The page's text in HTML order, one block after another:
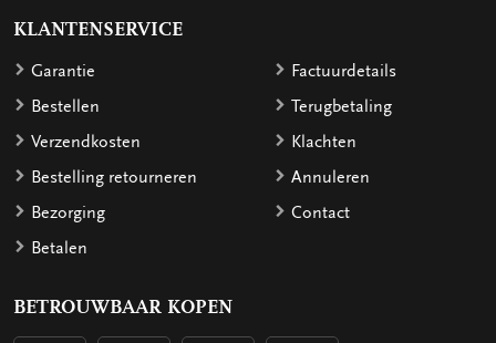
KLANTENSERVICE
Garantie
Bestellen
Verzendkosten
Bestelling retourneren
Bezorging
Betalen
Factuurdetails
Terugbetaling
Klachten
Annuleren
Contact
BETROUWBAAR KOPEN